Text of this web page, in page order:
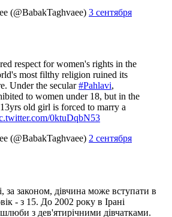
(@BabakTaghvaee) 3 сентября
respect for women's rights in the
most filthy religion ruined its
Under the secular#Pahlavi,
to women under 18, but in the
old girl is forced to marry a
0ktuDqbN53
(@BabakTaghvaee) 2 сентября
за законом, дівчина може вступати в
- з 15. До 2002 року в Ірані
з дев'ятирічними дівчатками.